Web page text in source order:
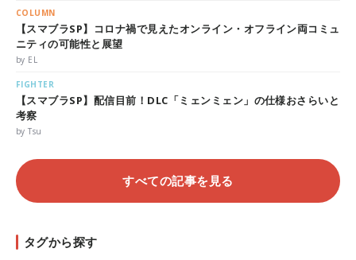
COLUMN
【スマブラSP】コロナ禍で見えたオンライン・オフライン両コミュ
ニティの可能性と展望
by EL
FIGHTER
【スマブラSP】配信目前！DLC「ミェンミェン」の仕様おさらいと
考察
by Tsu
すべての記事を見る
タグから探す